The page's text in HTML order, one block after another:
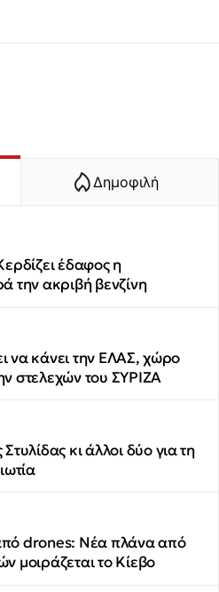
Δημοφιλή
έδαφος η
την ακριβή βενζίνη
να κάνει την ΕΛΑΣ, χώρο
στελεχών του ΣΥΡΙΖΑ
κι άλλοι δύο για τη
drones: Νέα πλάνα από
μοιράζεται το Κίεβο